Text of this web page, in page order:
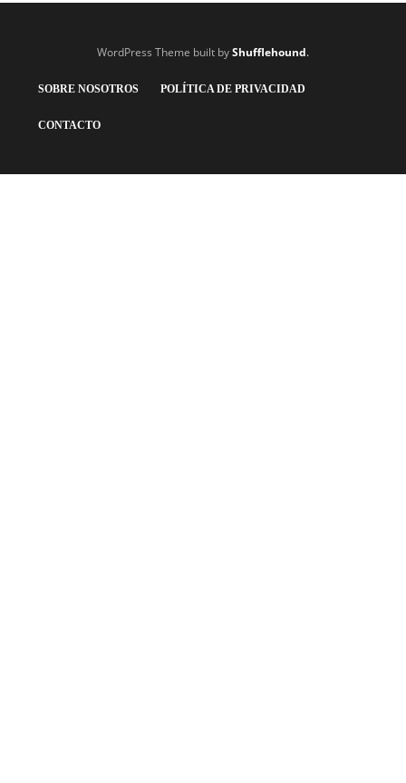
WordPress Theme built byShufflehound.
SOBRE NOSOTROS POLÍTICA DE PRIVACIDAD
CONTACTO